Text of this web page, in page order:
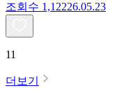
조회수 1,12226.05.23
11
더보기